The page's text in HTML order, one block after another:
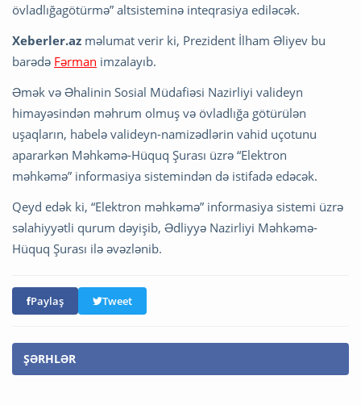
övladlığagötürmə” altsisteminə inteqrasiya ediləcək.
Xeberler.az məlumat verir ki, Prezident İlham Əliyev bu
barədə Fərman imzalayıb.
Əmək və Əhalinin Sosial Müdafiəsi Nazirliyi valideyn
himayəsindən məhrum olmuş və övladlığa götürülən
uşaqların, habelə valideyn-namizədlərin vahid uçotunu
apararkən Məhkəmə-Hüquq Şurası üzrə “Elektron
məhkəmə” informasiya sistemindən də istifadə edəcək.
Qeyd edək ki, “Elektron məhkəmə” informasiya sistemi üzrə
səlahiyyətli qurum dəyişib, Ədliyyə Nazirliyi Məhkəmə-
Hüquq Şurası ilə əvəzlənib.
Paylaş Tweet
ŞƏRHLƏR